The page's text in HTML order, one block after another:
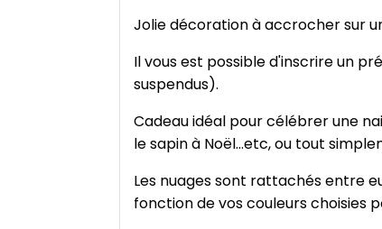
Jolie décoration à accrocher sur
Il vous est possible d'inscrire un
suspendus).
Cadeau idéal pour célébrer une
le sapin à Noël...etc, ou tout
Les nuages sont rattachés entre
fonction de vos couleurs choisies